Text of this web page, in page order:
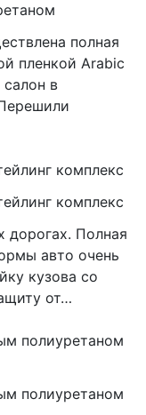
полная
пленкой Arabic
в
комплекс
комплекс
дорогах. Полная
авто очень
кузова со
от…
полиуретаном
полиуретаном